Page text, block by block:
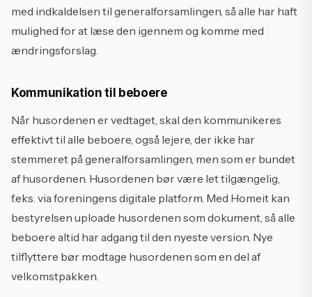
med indkaldelsen til generalforsamlingen, så alle har haft
mulighed for at læse den igennem og komme med
ændringsforslag.
Kommunikation til beboere
Når husordenen er vedtaget, skal den kommunikeres
effektivt til alle beboere, også lejere, der ikke har
stemmeret på generalforsamlingen, men som er bundet
af husordenen. Husordenen bør være let tilgængelig,
f.eks. via foreningens digitale platform. Med Homeit kan
bestyrelsen uploade husordenen som dokument, så alle
beboere altid har adgang til den nyeste version. Nye
tilflyttere bør modtage husordenen som en del af
velkomstpakken.